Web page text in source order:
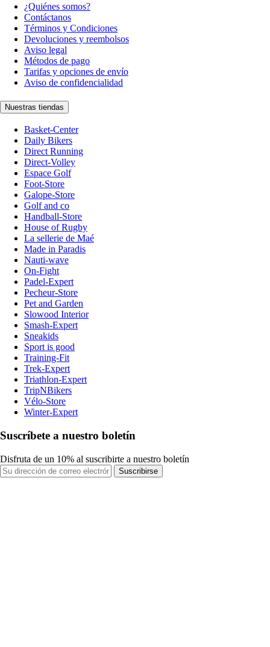
¿Quiénes somos?
Contáctanos
Términos y Condiciones
Devoluciones y reembolsos
Aviso legal
Métodos de pago
Tarifas y opciones de envío
Aviso de confidencialidad
Nuestras tiendas
Basket-Center
Daily Bikers
Direct Running
Direct-Volley
Espace Golf
Foot-Store
Galope-Store
Golf and co
Handball-Store
House of Rugby
La sellerie de Maé
Made in Paradis
Nauti-wave
On-Fight
Padel-Expert
Pecheur-Store
Pet and Garden
Slowood Interior
Smash-Expert
Sneakids
Sport is good
Training-Fit
Trek-Expert
Triathlon-Expert
TripNBikers
Vélo-Store
Winter-Expert
Suscríbete a nuestro boletín
Disfruta de un 10% al suscribirte a nuestro boletín
Suscribirse